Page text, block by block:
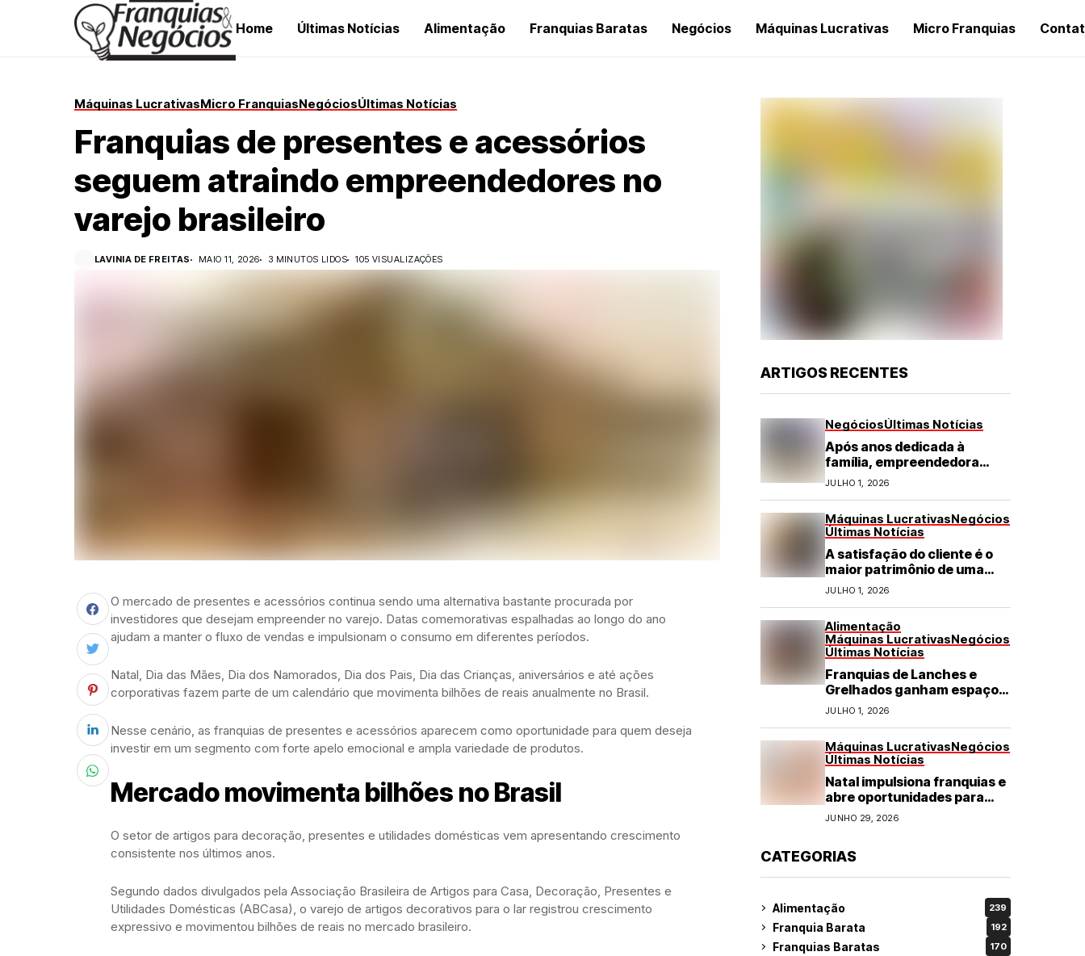
Home Últimas Notícias Alimentação Franquias Baratas Negócios Máquinas Lucrativas Micro Franquias
Máquinas LucrativasMicro FranquiasNegóciosÚltimas Notícias
Franquias de presentes e acessórios
seguem atraindo empreendedores no
varejo brasileiro
LAVINIA DE FREITAS MAIO 11, 2026 3 MINUTOS LIDOS 105 VISUALIZAÇÕES
O mercado de presentes e acessórios continua sendo uma alternativa bastante procurada por
investidores que desejam empreender no varejo. Datas comemorativas espalhadas ao longo do ano
ajudam a manter o fluxo de vendas e impulsionam o consumo em diferentes períodos.
Natal, Dia das Mães, Dia dos Namorados, Dia dos Pais, Dia das Crianças, aniversários e até ações
corporativas fazem parte de um calendário que movimenta bilhões de reais anualmente no Brasil.
Nesse cenário, as franquias de presentes e acessórios aparecem como oportunidade para quem deseja
investir em um segmento com forte apelo emocional e ampla variedade de produtos.
Mercado movimenta bilhões no Brasil
O setor de artigos para decoração, presentes e utilidades domésticas vem apresentando crescimento
consistente nos últimos anos.
Segundo dados divulgados pela Associação Brasileira de Artigos para Casa, Decoração, Presentes e
Utilidades Domésticas (ABCasa), o varejo de artigos decorativos para o lar registrou crescimento
expressivo e movimentou bilhões de reais no mercado brasileiro.
ARTIGOS RECENTES
NegóciosÚltimas Notícias
Após anos dedicada à
família, empreendedora
transforma franquia de
turismo em negócio de
JULHO 1, 2026
Máquinas LucrativasNegócios
Últimas Notícias
A satisfação do cliente é o
maior patrimônio de uma
franquia
JULHO 1, 2026
Alimentação
Máquinas LucrativasNegócios
Últimas Notícias
Franquias de Lanches e
Grelhados ganham espaço
com demanda por refeições
rápidas e de qualidade
JULHO 1, 2026
Máquinas LucrativasNegócios
Últimas Notícias
Natal impulsiona franquias e
abre oportunidades para
diversos segmentos do
JUNHO 29, 2026
CATEGORIAS
Alimentação 239
Franquia Barata 192
Franquias Baratas 170